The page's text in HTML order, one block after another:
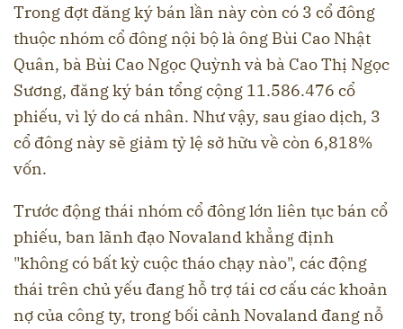
Trong đợt đăng ký bán lần này còn có 3 cổ đông
thuộc nhóm cổ đông nội bộ là ông Bùi Cao Nhật
Quân, bà Bùi Cao Ngọc Quỳnh và bà Cao Thị Ngọc
Sương, đăng ký bán tổng cộng 11.586.476 cổ
phiếu, vì lý do cá nhân. Như vậy, sau giao dịch, 3
cổ đông này sẽ giảm tỷ lệ sở hữu về còn 6,818%
vốn.
Trước động thái nhóm cổ đông lớn liên tục bán cổ
phiếu, ban lãnh đạo Novaland khẳng định
"không có bất kỳ cuộc tháo chạy nào", các động
thái trên chủ yếu đang hỗ trợ tái cơ cấu các khoản
nợ của công ty, trong bối cảnh Novaland đang nỗ